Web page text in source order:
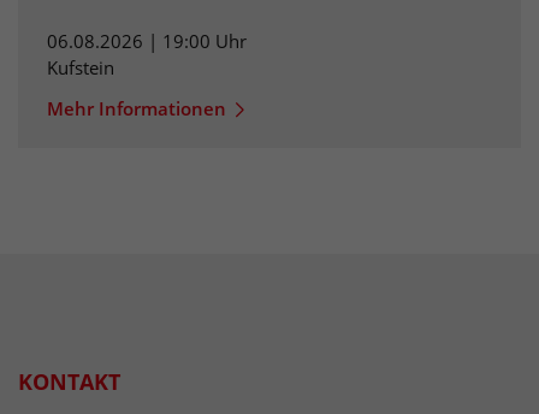
06.08.2026 | 19:00 Uhr
Kufstein
Mehr Informationen
KONTAKT